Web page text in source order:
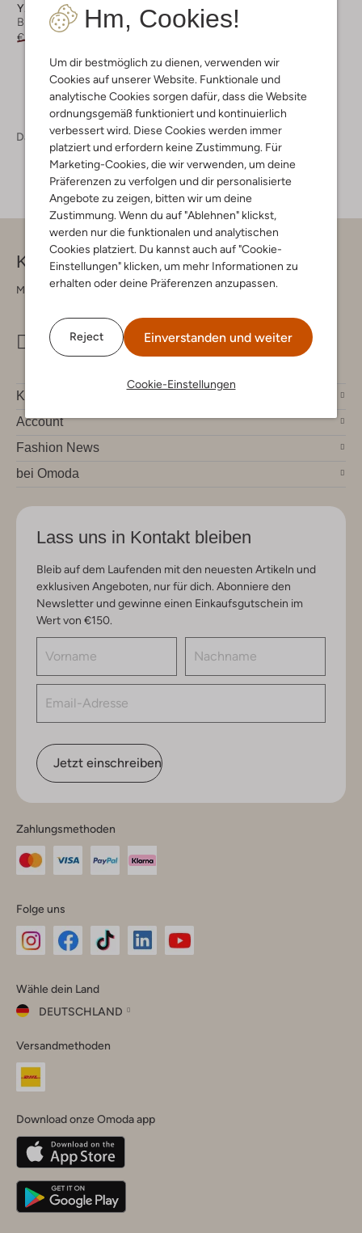
Hm, Cookies!
Um dir bestmöglich zu dienen, verwenden wir
Cookies auf unserer Website. Funktionale und
analytische Cookies sorgen dafür, dass die Website
ordnungsgemäß funktioniert und kontinuierlich
verbessert wird. Diese Cookies werden immer
platziert und erfordern keine Zustimmung. Für
Marketing-Cookies, die wir verwenden, um deine
Präferenzen zu verfolgen und dir personalisierte
Angebote zu zeigen, bitten wir um deine
Zustimmung. Wenn du auf "Ablehnen" klickst,
werden nur die funktionalen und analytischen
Cookies platziert. Du kannst auch auf "Cookie-
Einstellungen" klicken, um mehr Informationen zu
erhalten oder deine Präferenzen anzupassen.
Reject Einverstanden und weiter
Cookie-Einstellungen
Y.a.s.
Brautmode
€ 209,95
Y.a.s.
Brautmode
Damen Bekleidung Brautmode
Kontakt
Montag - Freitag 09:00 - 17:00 uur
info@omoda.de
Kundenservice
Account
Fashion News
bei Omoda
Lass uns in Kontakt bleiben
Bleib auf dem Laufenden mit den neuesten Artikeln und
exklusiven Angeboten, nur für dich. Abonniere den
Newsletter und gewinne einen Einkaufsgutschein im
Wert von €150.
Jetzt einschreiben
Zahlungsmethoden
Folge uns
Instagram
Facebook
TikTok
Wähle dein Land
DEUTSCHLAND
dein
Land
Belgique(Français)
Deutschland
Versandmethoden
Download onze Omoda app